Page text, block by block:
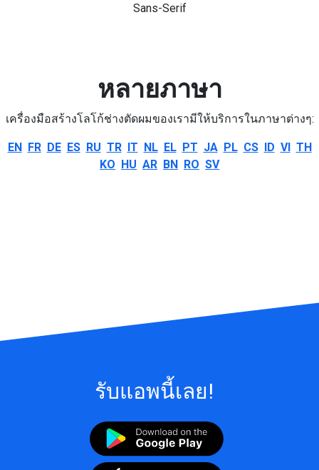
Sans-Serif
หลายภาษา
เครื่องมือสร้างโลโก้ช่างตัดผมของเรามีให้บริการในภาษาต่างๆ:
EN FR DE ES RU TR IT NL EL PT JA PL CS ID VI TH
KO HU AR BN RO SV
รับแอพนี้เลย!